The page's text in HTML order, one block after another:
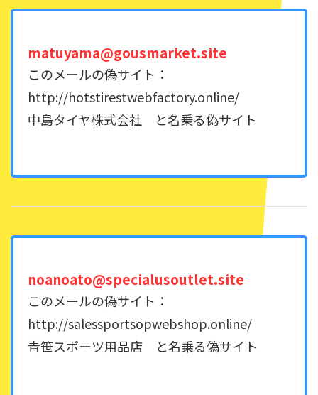
matuyama@gousmarket.site
このメールの偽サイト：
http://hotstirestwebfactory.online/
中島タイヤ株式会社 と名乗る偽サイト
noanoato@specialusoutlet.site
このメールの偽サイト：
http://salessportsopwebshop.online/
青笹スポーツ用品店 と名乗る偽サイト